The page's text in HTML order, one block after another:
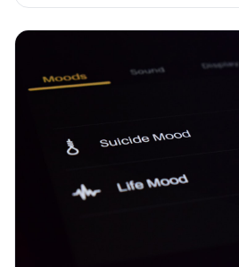
met Google's AI verbetert.